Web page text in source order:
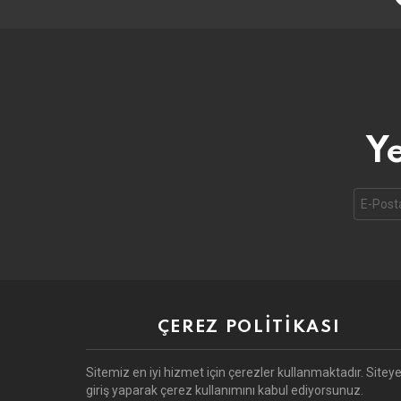
ÇEREZ POLITIKASI
Sitemiz en iyi hizmet için çerezler kullanmaktadır. Siteye
giriş yaparak çerez kullanımını kabul ediyorsunuz.